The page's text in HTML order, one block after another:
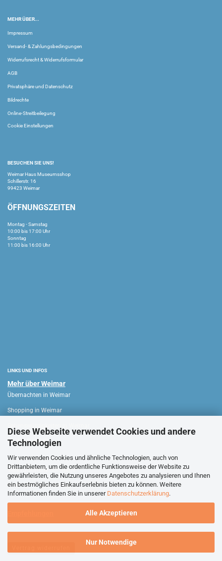
Diese Webseite verwendet Cookies und andere
Technologien
Wir verwenden Cookies und ähnliche Technologien, auch von
Drittanbietern, um die ordentliche Funktionsweise der Website zu
gewährleisten, die Nutzung unseres Angebotes zu analysieren und Ihnen
ein bestmögliches Einkaufserlebnis bieten zu können. Weitere
Informationen finden Sie in unserer Datenschutzerklärung.
Alle Akzeptieren
Nur Notwendige
MEHR ÜBER...
Impressum
Versand- & Zahlungsbedingungen
Widerrufsrecht & Widerrufsformular
AGB
Privatsphäre und Datenschutz
Bildrechte
Online-Streitbeilegung
Cookie Einstellungen
BESUCHEN SIE UNS!
Weimar Haus Museumsshop
Schillerstr. 16
99423 Weimar
ÖFFNUNGSZEITEN
Montag - Samstag
10:00 bis 17:00 Uhr
Sonntag
11:00 bis 16:00 Uhr
LINKS UND INFOS
Mehr über Weimar
Übernachten in Weimar
Shopping in Weimar
WEIMAR HAUS
Verkaufsoffene Sonntage
Stadtführungen Weimar